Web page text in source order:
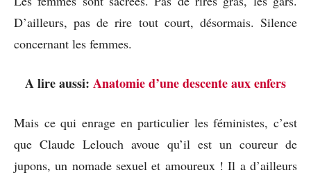
D’ailleurs, pas de rire tout court, désormais. Silence
concernant les femmes.
A lire aussi: Anatomie d’une descente aux enfers
Mais ce qui enrage en particulier les féministes, c’est
que Claude Lelouch avoue qu’il est un coureur de
jupons, un nomade sexuel et amoureux ! Il a d’ailleurs